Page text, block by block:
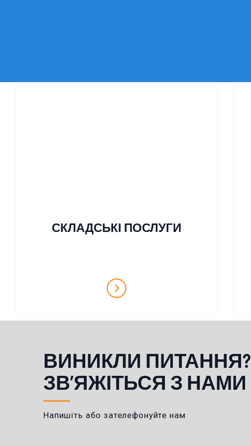
СКЛАДСЬКІ ПОСЛУГИ
ВИНИКЛИ ПИТАННЯ?
ЗВ’ЯЖІТЬСЯ З НАМИ
Напишіть або зателефонуйте нам